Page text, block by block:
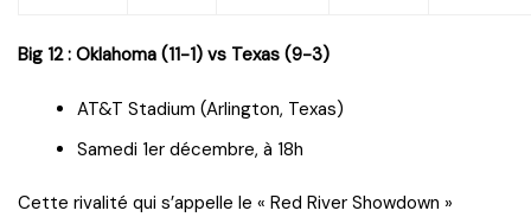
Big 12 : Oklahoma (11-1) vs Texas (9-3)
AT&T Stadium (Arlington, Texas)
Samedi 1er décembre, à 18h
Cette rivalité qui s’appelle le « Red River Showdown »